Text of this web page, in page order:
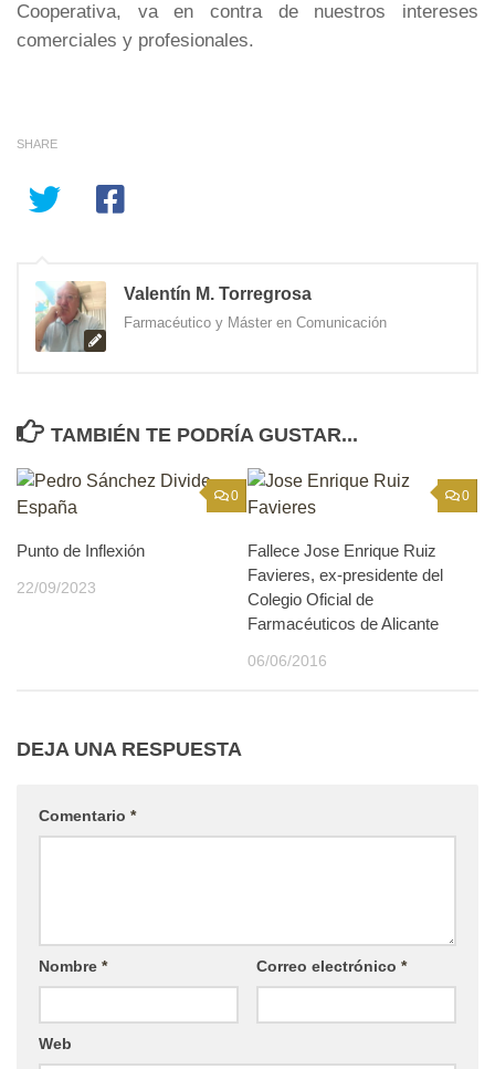
Cooperativa, va en contra de nuestros intereses
comerciales y profesionales.
SHARE
Valentín M. Torregrosa
Farmacéutico y Máster en Comunicación
TAMBIÉN TE PODRÍA GUSTAR...
0
Punto de Inflexión
22/09/2023
0
Fallece Jose Enrique Ruiz
Favieres, ex-presidente del
Colegio Oficial de
Farmacéuticos de Alicante
06/06/2016
DEJA UNA RESPUESTA
Comentario *
Nombre * Correo electrónico *
Web